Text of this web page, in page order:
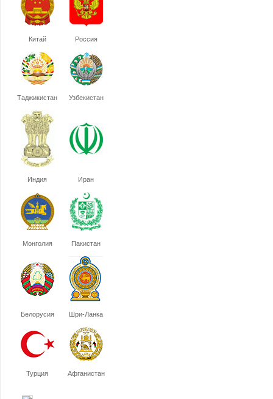
Китай Россия
Таджикистан Узбекистан
Индия Иран
Монголия Пакистан
Белорусия Шри-Ланка
Турция Афганистан